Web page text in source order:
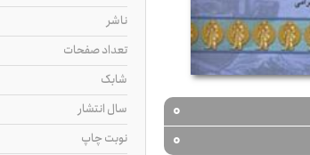
0
0
ناشر
تعداد صفحات
شابک
سال انتشار
نوبت چاپ